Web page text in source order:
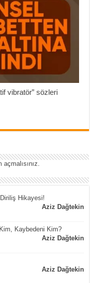
vibratör” sözleri
açmalısınız.
Hikayesi!
Aziz Dağtekin
Kaybedeni Kim?
Aziz Dağtekin
Aziz Dağtekin